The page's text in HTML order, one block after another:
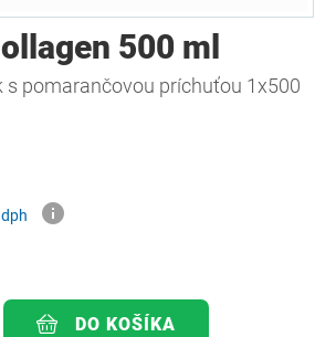
500 ml
s pomarančovou príchuťou 1x500
DO KOŠÍKA